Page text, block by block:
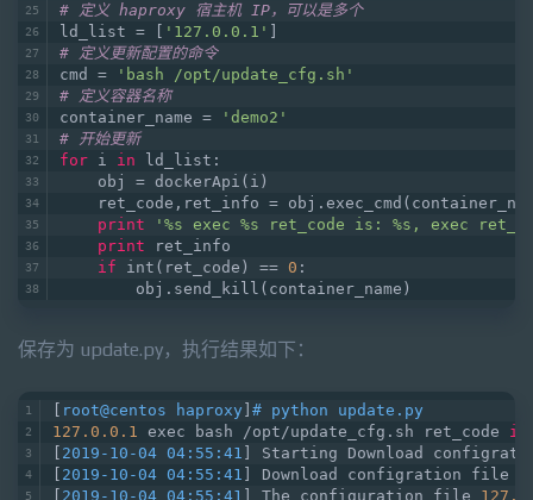
# 定义 haproxy 宿主机 IP，可以是多个
ld_list = [
'127.0.0.1'
# 定义更新配置的命令
cmd =
'bash /opt/update_cfg.sh'
# 定义容器名称
container_name =
'demo2'
# 开始更新
for i in ld_list:
    obj = dockerApi(i)
ret_code,ret_info =
print
'%s exec %s ret_code is: %s, exec
print ret_info
if int(ret_code) == 0 :
        obj.send_kill(container_name)
保存为 update.py，执行结果如下：
root@centos haproxy # python update.py
127.0 .0 .1 exec bash /opt/update_cfg.sh ret_code is
2019-10-04 04:55:41 ] Starting Download
2019-10-04 04:55:41 ] Download configration file
2019-10-04 04:55:41 ] The configuration file 127.0